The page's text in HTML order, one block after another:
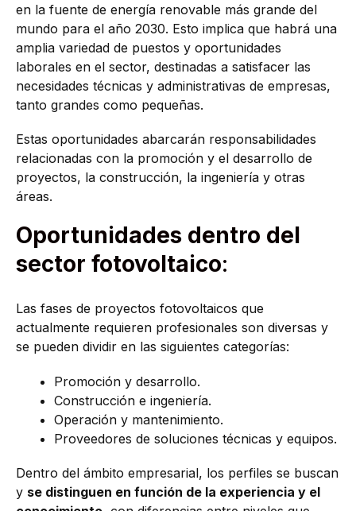
en la fuente de energía renovable más grande del
mundo para el año 2030. Esto implica que habrá una
amplia variedad de puestos y oportunidades
laborales en el sector, destinadas a satisfacer las
necesidades técnicas y administrativas de empresas,
tanto grandes como pequeñas.
Estas oportunidades abarcarán responsabilidades
relacionadas con la promoción y el desarrollo de
proyectos, la construcción, la ingeniería y otras
áreas.
Oportunidades dentro del
sector fotovoltaico:
Las fases de proyectos fotovoltaicos que
actualmente requieren profesionales son diversas y
se pueden dividir en las siguientes categorías:
Promoción y desarrollo.
Construcción e ingeniería.
Operación y mantenimiento.
Proveedores de soluciones técnicas y equipos.
Dentro del ámbito empresarial, los perfiles se buscan
y se distinguen en función de la experiencia y el